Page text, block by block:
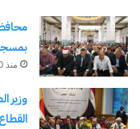
معجب بهذه:
جاري
التحميل…
منذ 10 ساعات
وزير